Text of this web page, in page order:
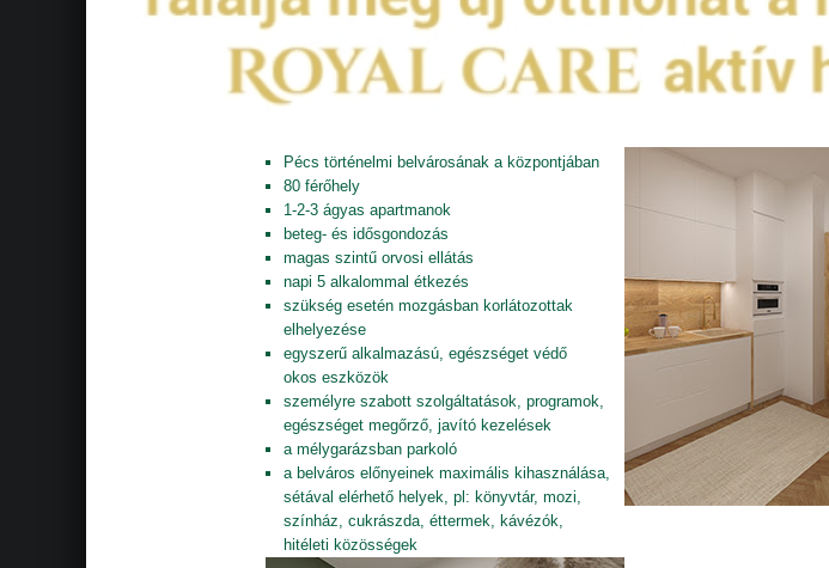
Pécs történelmi belvárosának a központjában
80 férőhely
1-2-3 ágyas apartmanok
beteg- és idősgondozás
magas szintű orvosi ellátás
napi 5 alkalommal étkezés
szükség esetén mozgásban korlátozottak
elhelyezése
egyszerű alkalmazású, egészséget védő
okos eszközök
személyre szabott szolgáltatások, programok,
egészséget megőrző, javító kezelések
a mélygarázsban parkoló
a belváros előnyeinek maximális kihasználása,
sétával elérhető helyek, pl: könyvtár, mozi,
színház, cukrászda, éttermek, kávézók,
hitéleti közösségek